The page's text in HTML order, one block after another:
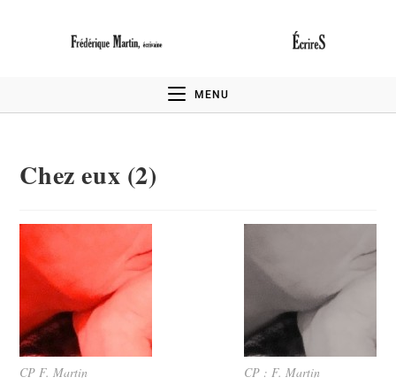
MENU
Chez eux (2)
CP F. Martin CP : F. Martin